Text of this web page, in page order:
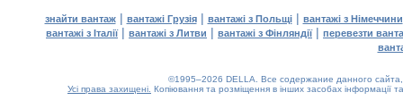
знайти вантаж| вантажі Грузія| вантажі з Польщі| вантажі з Німеччини
вантажі з Італії| вантажі з Литви | вантажі з Фінляндії| перевезти
©1995–2026 DELLA. Все содержание данного
Усі права захищені. Копіювання та розміщення в інших засобах інформації